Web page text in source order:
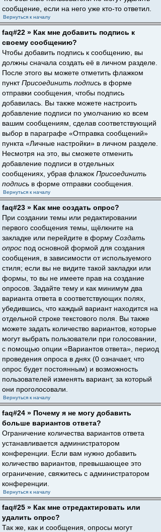
сообщение, если на него уже кто-то ответил.
Вернуться к началу
faq#22 » Как мне добавить подпись к
своему сообщению?
Чтобы добавить подпись к сообщению, вы
должны сначала создать её в личном разделе.
После этого вы можете отметить флажком
пунктПрисоединить подпись в форме
отправки сообщения, чтобы подпись
добавилась. Вы также можете настроить
добавление подписи по умолчанию ко всем
вашим сообщениям, сделав соответствующий
выбор в параграфе «Отправка сообщений»
пункта «Личные настройки» в личном разделе.
Несмотря на это, вы сможете отменить
добавление подписи в отдельных
сообщениях, убрав флажок Присоединить
подпись в форме отправки сообщения.
Вернуться к началу
faq#23 » Как мне создать опрос?
При создании темы или редактировании
первого сообщения темы, щёлкните на
закладке или перейдите в форму Создать
опрос под основной формой для создания
сообщения, в зависимости от используемого
стиля; если вы не видите такой закладки или
формы, то вы не имеете прав на создание
опросов. Задайте тему и как минимум два
варианта ответа в соответствующих полях,
убедившись, что каждый вариант находится на
отдельной строке текстового поля. Вы также
можете задать количество вариантов, которые
могут выбрать пользователи при голосовании,
с помощью опции «Вариантов ответа», период
проведения опроса в днях (0 означает, что
опрос будет постоянным) и возможность
пользователей изменять вариант, за который
они проголосовали.
Вернуться к началу
faq#24 » Почему я не могу добавить
больше вариантов ответа?
Ограничение количества вариантов ответа
устанавливается администратором
конференции. Если вам нужно добавить
количество вариантов, превышающее это
ограничение, свяжитесь с администратором
конференции.
Вернуться к началу
faq#25 » Как мне отредактировать или
удалить опрос?
Так же, как и сообщения, опросы могут